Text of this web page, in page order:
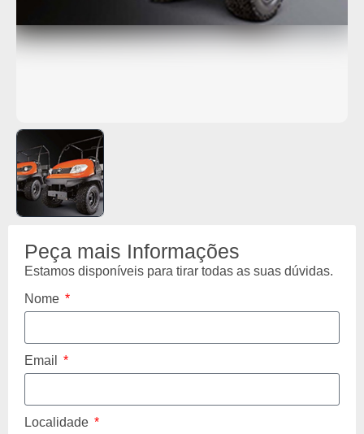
Peça mais Informações
Estamos disponíveis para tirar todas as suas dúvidas.
Nome
Email
Localidade